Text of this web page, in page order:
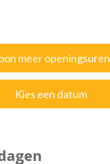
meer openingsuren
Kies een datum